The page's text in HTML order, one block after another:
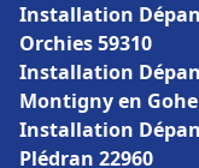
Installation
Orchies 59310
Installation
Montigny en
Installation
Plédran 22960